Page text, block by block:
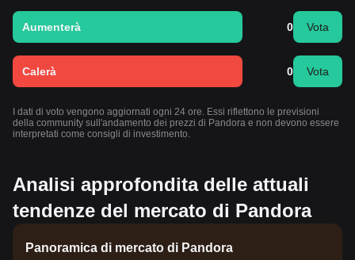
Aumenterà 0 Vota
Calerà 0 Vota
I dati di voto vengono aggiornati ogni 24 ore. Essi riflettono le previsioni
della community sull'andamento dei prezzi di Pandora e non devono essere
interpretati come consigli di investimento.
Analisi approfondita delle attuali
tendenze del mercato di Pandora
Panoramica di mercato di Pandora